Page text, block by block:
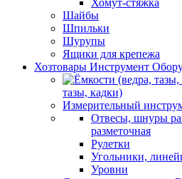
Хомут-стяжка
Шайбы
Шпильки
Шурупы
Ящики для крепежа
Хозтовары Инструмент
тазы, кадки)
Измерительный
Отвесы, шнуры
разметочная
Рулетки
Угольники,
Уровни